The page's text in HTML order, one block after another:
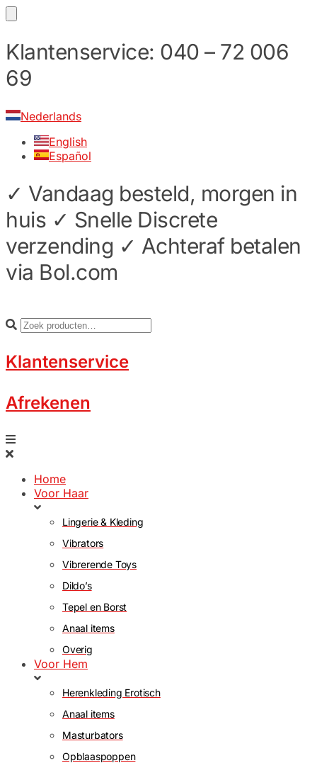
Skip
to
navigation
Skip
to
content
Klantenservice: 040 – 72 006
69
Nederlands
English
Español
✓ Vandaag besteld, morgen in
huis ✓ Snelle Discrete
verzending ✓ Achteraf betalen
via Bol.com
Klantenservice
Afrekenen
Home
Voor Haar
Lingerie & Kleding
Vibrators
Vibrerende Toys
Dildo’s
Tepel en Borst
Anaal items
Overig
Voor Hem
Herenkleding Erotisch
Anaal items
Masturbators
Opblaaspoppen